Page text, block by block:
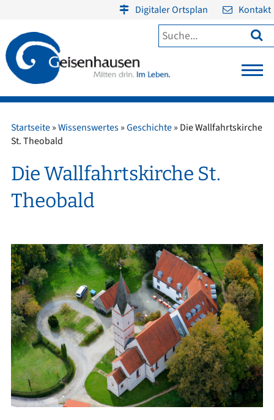
Digitaler Ortsplan Kontakt

Startseite»Wissenswertes »Geschichte» Die Wallfahrtskirche
St. Theobald
Die Wallfahrtskirche St.
Theobald